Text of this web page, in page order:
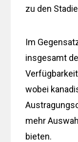
zu den
Im
insgesamt
wobei
mehr
bieten.